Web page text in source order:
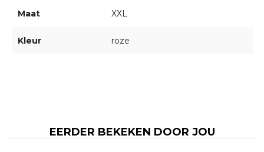
Maat XXL
Kleur roze
EERDER BEKEKEN DOOR JOU